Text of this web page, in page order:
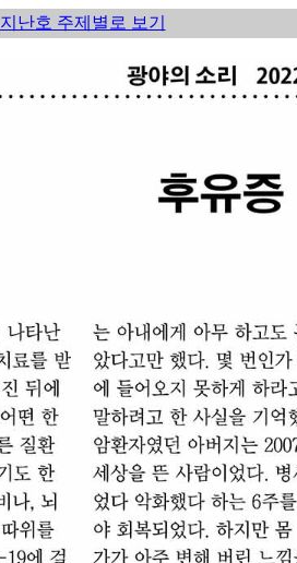
지난호 주제별로 보기